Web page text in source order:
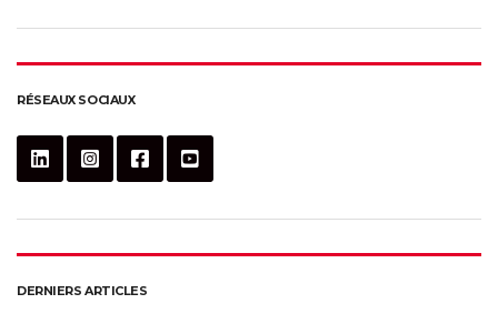
RÉSEAUX SOCIAUX
DERNIERS ARTICLES